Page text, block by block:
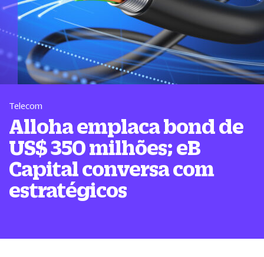
Telecom
Alloha emplaca bond de
US$ 350 milhões; eB
Capital conversa com
estratégicos